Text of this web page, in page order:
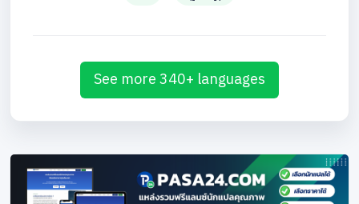
See more 340+ languages